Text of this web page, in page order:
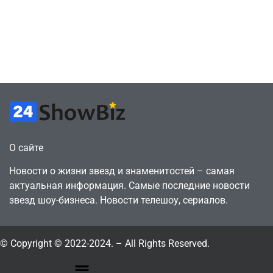
О сайте
Новости о жизни звезд и знаменитостей – самая
актуальная информация. Самые последние новости
звезд шоу-бизнеса. Новости телешоу, сериалов.
© Copyright © 2022-2024. – All Rights Reserved.